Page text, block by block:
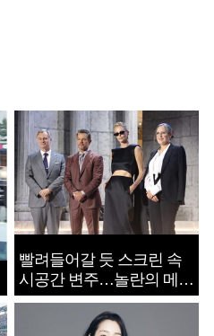
빨려들어갈 듯 스크린 속
시공간 변주…놀란의 메시
지는 ‘전쟁 속죄’